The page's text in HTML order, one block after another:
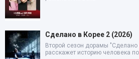
Сделано в Корее 2 (2026)
Второй сезон дорамы "Сделано
расскажет историю человека по